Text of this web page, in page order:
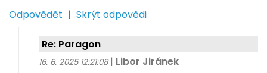
Odpovědět | Skrýt odpovědi
Re: Paragon
16. 6. 2025 12:21:08 | Libor Jiránek